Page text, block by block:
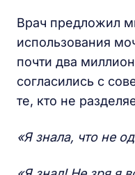
Врач предложил
использования
почти два
согласились с
те, кто не
«Я знала, что не